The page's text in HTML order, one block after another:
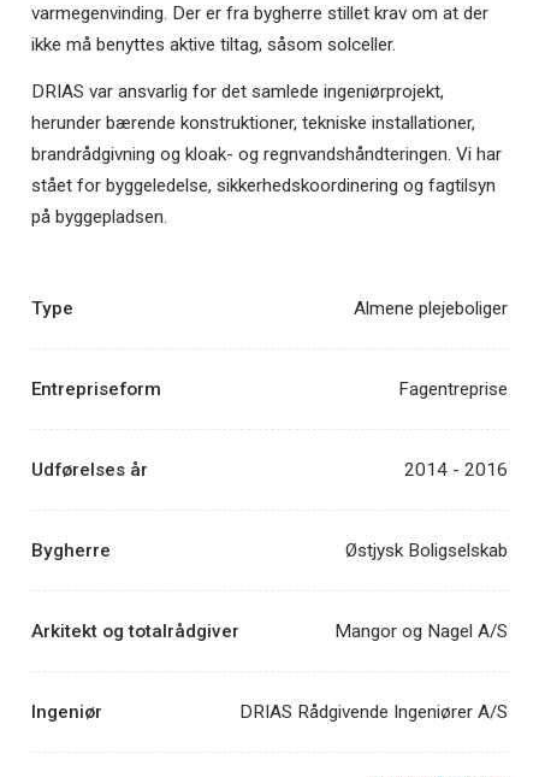
varmegenvinding. Der er fra bygherre stillet krav om at der
ikke må benyttes aktive tiltag, såsom solceller.
DRIAS var ansvarlig for det samlede ingeniørprojekt,
herunder bærende konstruktioner, tekniske installationer,
brandrådgivning og kloak- og regnvandshåndteringen. Vi har
stået for byggeledelse, sikkerhedskoordinering og fagtilsyn
på byggepladsen.
Type Almene plejeboliger
Entrepriseform Fagentreprise
Udførelses år 2014 - 2016
Bygherre Østjysk Boligselskab
Arkitekt og totalrådgiver Mangor og Nagel A/S
Ingeniør DRIAS Rådgivende Ingeniører A/S